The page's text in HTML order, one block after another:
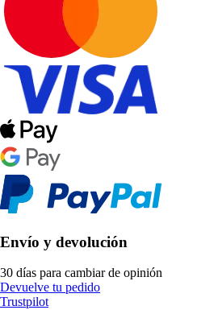
Envío y devolución
30 días para cambiar de opinión
Devuelve tu pedido
Trustpilot